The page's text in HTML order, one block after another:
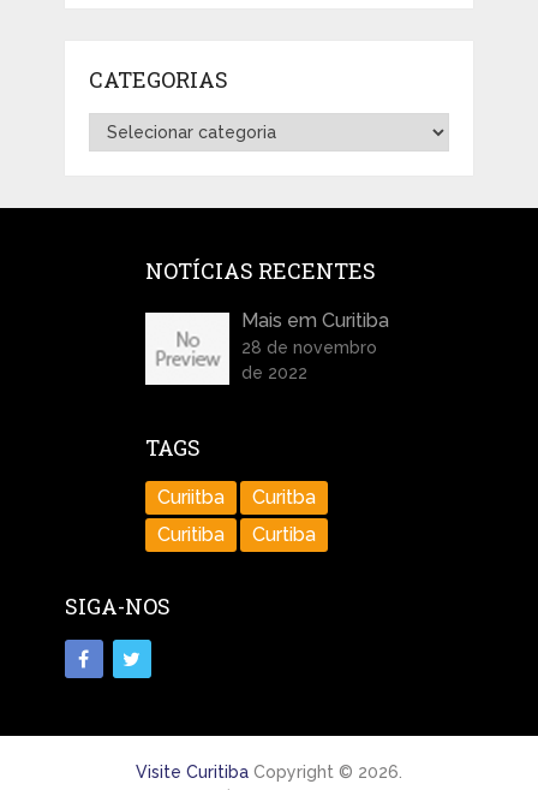
CATEGORIAS
Categorias
NOTÍCIAS RECENTES
Mais em Curitiba
28 de novembro
de 2022
TAGS
Curiitba
Curitba
Curitiba
Curtiba
SIGA-NOS
Visite CuritibaCopyright © 2026.